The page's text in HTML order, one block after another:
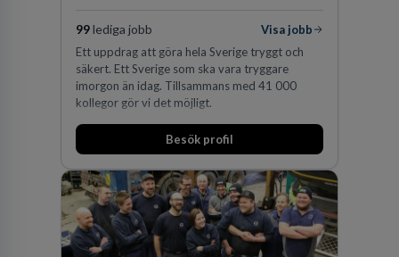
99lediga jobb
Visa jobb
Ett uppdrag att göra hela Sverige tryggt och
säkert. Ett Sverige som ska vara tryggare
imorgon än idag. Tillsammans med 41 000
kollegor gör vi det möjligt.
Besök profil